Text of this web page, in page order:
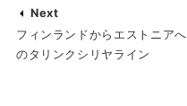
Next
フィンランドからエストニアへ
のタリンクシリヤライン